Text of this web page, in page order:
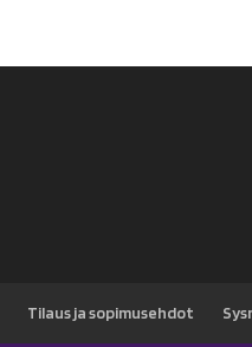
Tilaus ja sopimusehdot